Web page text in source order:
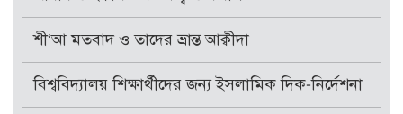
শী‘আ মতবাদ ও তাদের ভ্রান্ত আক্বীদা
বিশ্ববিদ্যালয় শিক্ষার্থীদের জন্য ইসলামিক দিক-নির্দেশনা